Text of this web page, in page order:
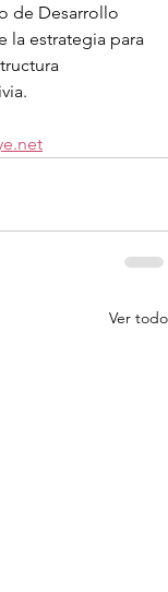
de Desarrollo
la estrategia para
Ver todo